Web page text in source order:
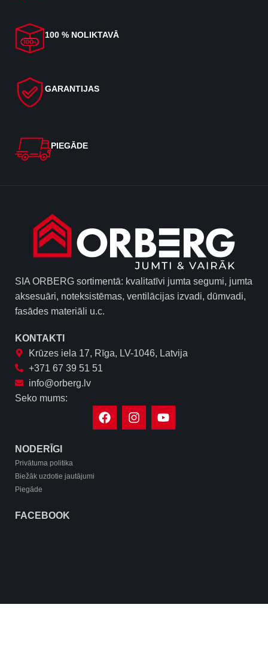
100 % NOLIKTAVĀ
GARANTIJAS
PIEGĀDE
SIA ORBERG sortimentā: kvalitatīvi jumta segumi, jumta
aksesuāri, noteksistēmas, ventilācijas izvadi, dūmvadi,
fasādes materiāli u.c.
KONTAKTI
Krūzes iela 17, Rīga, LV-1046, Latvija
+371 67 39 51 51
info@orberg.lv
Seko mums:
NODERĪGI
Privātuma politika
Biežāk uzdotie jautājumi
Piegāde
FACEBOOK